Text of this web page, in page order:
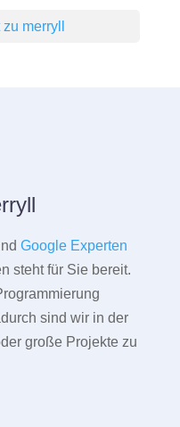
merryll
Google Experten
steht für Sie bereit.
sind wir in der
große Projekte zu